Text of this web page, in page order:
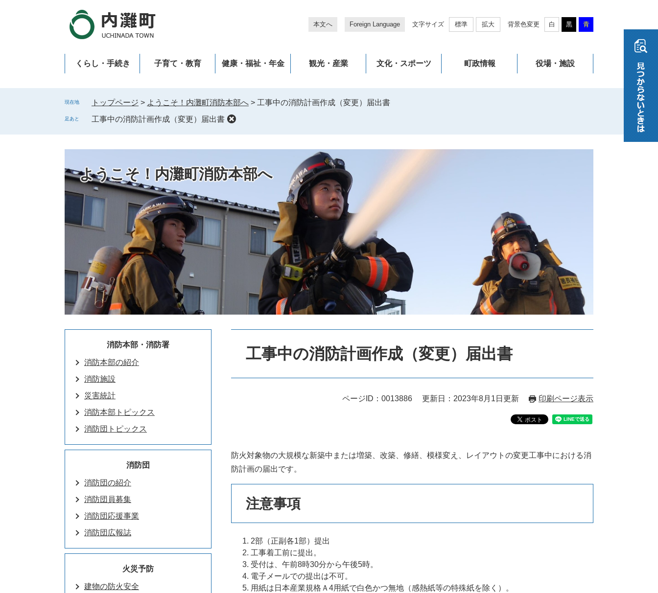
す
し
へ
本文へ Foreign Language 文字サイズ 標準 拡大 背景色変更 白 黒 青
くらし・手続き 子育て・教育 健康・福祉・年金 観光・産業 文化・スポーツ 町政情報 役場・施設
現在地 トップページ > ようこそ！内灘町消防本部へ > 工事中の消防計画作成（変更）届出書
足あと 工事中の消防計画作成（変更）届出書
ようこそ！内灘町消防本部へ
工事中の消防計画作成（変更）届出書
ページID：0013886 更新日：2023年8月1日更新 印刷ページ表示
防火対象物の大規模な新築中または増築、改築、修繕、模様変え、レイアウトの変更工事中における消
防計画の届出です。
注意事項
2部（正副各1部）提出
工事着工前に提出。
受付は、午前8時30分から午後5時。
電子メールでの提出は不可。
用紙は日本産業規格Ａ4用紙で白色かつ無地（感熱紙等の特殊紙を除く）。
消防本部・消防署
消防本部の紹介
消防施設
災害統計
消防本部トピックス
消防団トピックス
消防団
消防団の紹介
消防団員募集
消防団応援事業
消防団広報誌
火災予防
建物の防火安全